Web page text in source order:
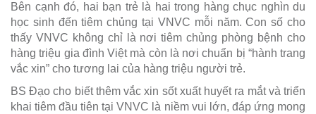
Bên cạnh đó, hai bạn trẻ là hai trong hàng chục nghìn du
học sinh đến tiêm chủng tại VNVC mỗi năm. Con số cho
thấy VNVC không chỉ là nơi tiêm chủng phòng bệnh cho
hàng triệu gia đình Việt mà còn là nơi chuẩn bị “hành trang
vắc xin” cho tương lai của hàng triệu người trẻ.
BS Đạo cho biết thêm vắc xin sốt xuất huyết ra mắt và triển
khai tiêm đầu tiên tại VNVC là niềm vui lớn, đáp ứng mong